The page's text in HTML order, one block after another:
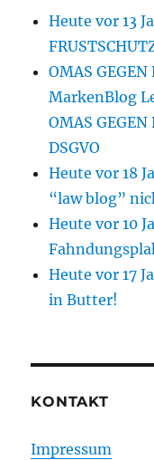
Heute vor 13
OMAS
MarkenBlog
OMAS
DSGVO
Heute vor 18
“law blog”
Heute vor 10
Heute vor 17
in Butter!
KONTAKT
Impressum